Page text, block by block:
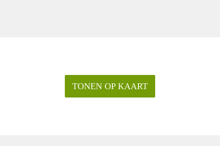
bezichtiging in te plannen en ontdek zelf de charme en de
TONEN OP KAART